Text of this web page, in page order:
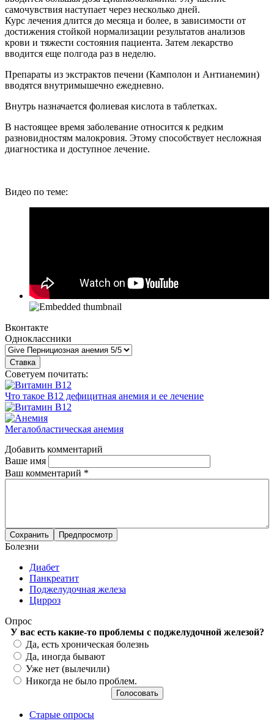
самочувствия наступает через несколько дней.
Курс лечения длится до месяца и более, в зависимости от
достижения стойкой нормализации результатов анализов
крови и тяжести состояния пациента. Затем лекарство
вводится еще полгода раз в неделю.
Препараты из экстрактов печени (Камполон и Антианемин)
вводятся внутримышечно ежедневно.
Внутрь назначается фолиевая кислота в таблетках.
В настоящее время заболевание относится к редким
разновидностям малокровия. Этому способствует несложная
диагностика и доступное лечение.
Видео по теме:
Вконтакте
Одноклассники
Советуем почитать:
Что такое В12 дефицитная анемия и ее лечение
Мегалобластическая анемия
Добавить комментарий
Ваше имя
Ваш комментарий *
Болезни
Диабет
Панкреатит
Поджелудочная железа
Цирроз
Опрос
У вас есть какие-то проблемы с поджелудочной железой?
Варианты
Да, есть хроническая болезнь
Да, иногда бывают
Уже нет (вылечили)
Никогда не было проблем.
Старые опросы